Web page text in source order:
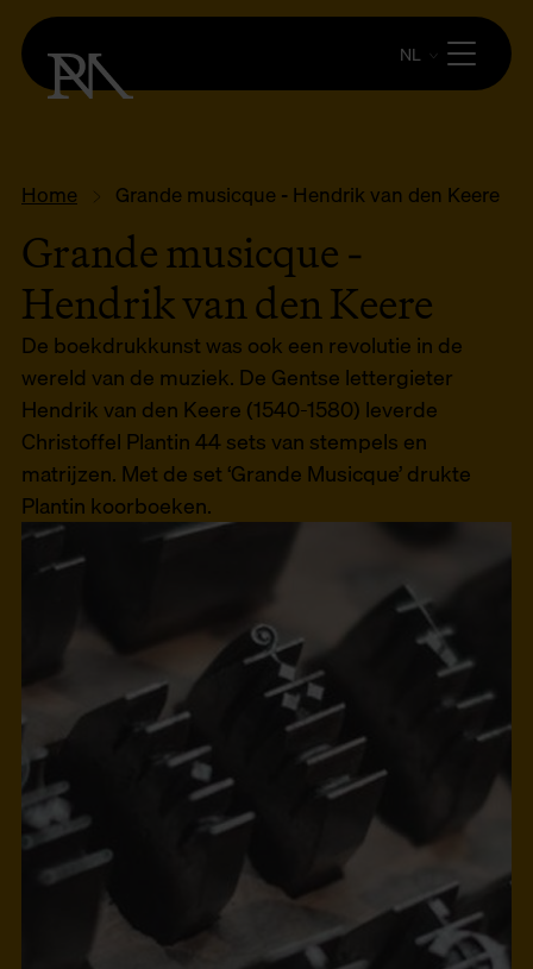
NL
Home Grande musicque - Hendrik van den Keere
Grande musicque -
Hendrik van den Keere
De boekdrukkunst was ook een revolutie in de
wereld van de muziek. De Gentse lettergieter
Hendrik van den Keere (1540-1580) leverde
Christoffel Plantin 44 sets van stempels en
matrijzen. Met de set ‘Grande Musicque’ drukte
Plantin koorboeken.